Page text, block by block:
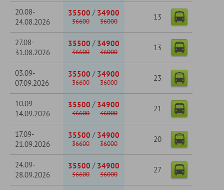
20.08-
24.08.2026
35500 / 34900
36600 36000
13
27.08-
31.08.2026
35500 / 34900
36600 36000
13
03.09-
07.09.2026
35500 / 34900
36600 36000
23
10.09-
14.09.2026
35500 / 34900
36600 36000
21
17.09-
21.09.2026
35500 / 34900
36600 36000
20
24.09-
28.09.2026
35500 / 34900
36600 36000
27